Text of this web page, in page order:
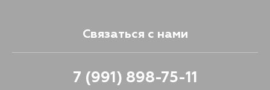
Связаться с нами
7 (991) 898-75-11